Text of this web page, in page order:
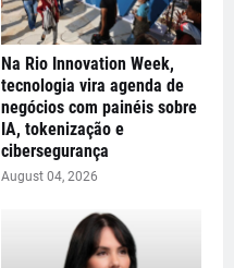
Na Rio Innovation Week,
tecnologia vira agenda de
negócios com painéis sobre
IA, tokenização e
cibersegurança
August 04, 2026